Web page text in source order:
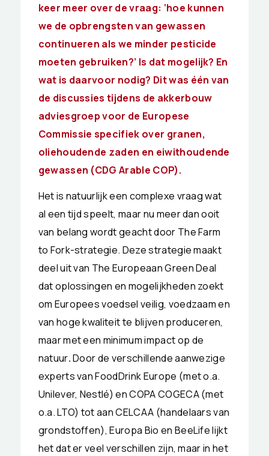
keer meer over de vraag: ‘hoe kunnen
we de opbrengsten van gewassen
continueren als we minder pesticide
moeten gebruiken?’ Is dat mogelijk? En
wat is daarvoor nodig? Dit was één van
de discussies tijdens de akkerbouw
adviesgroep voor de Europese
Commissie specifiek over granen,
oliehoudende zaden en eiwithoudende
gewassen (CDG Arable COP).
Het is natuurlijk een complexe vraag wat
al een tijd speelt, maar nu meer dan ooit
van belang wordt geacht door The Farm
to Fork-strategie. Deze strategie maakt
deel uit van The Europeaan Green Deal
dat oplossingen en mogelijkheden zoekt
om Europees voedsel veilig, voedzaam en
van hoge kwaliteit te blijven produceren,
maar met een minimum impact op de
natuur.Door de verschillende aanwezige
experts van FoodDrink Europe (met o.a.
Unilever, Nestlé) en COPA COGECA (met
o.a. LTO) tot aan CELCAA (handelaars van
grondstoffen), Europa Bio en BeeLife lijkt
het dat er veel verschillen zijn, maar in het